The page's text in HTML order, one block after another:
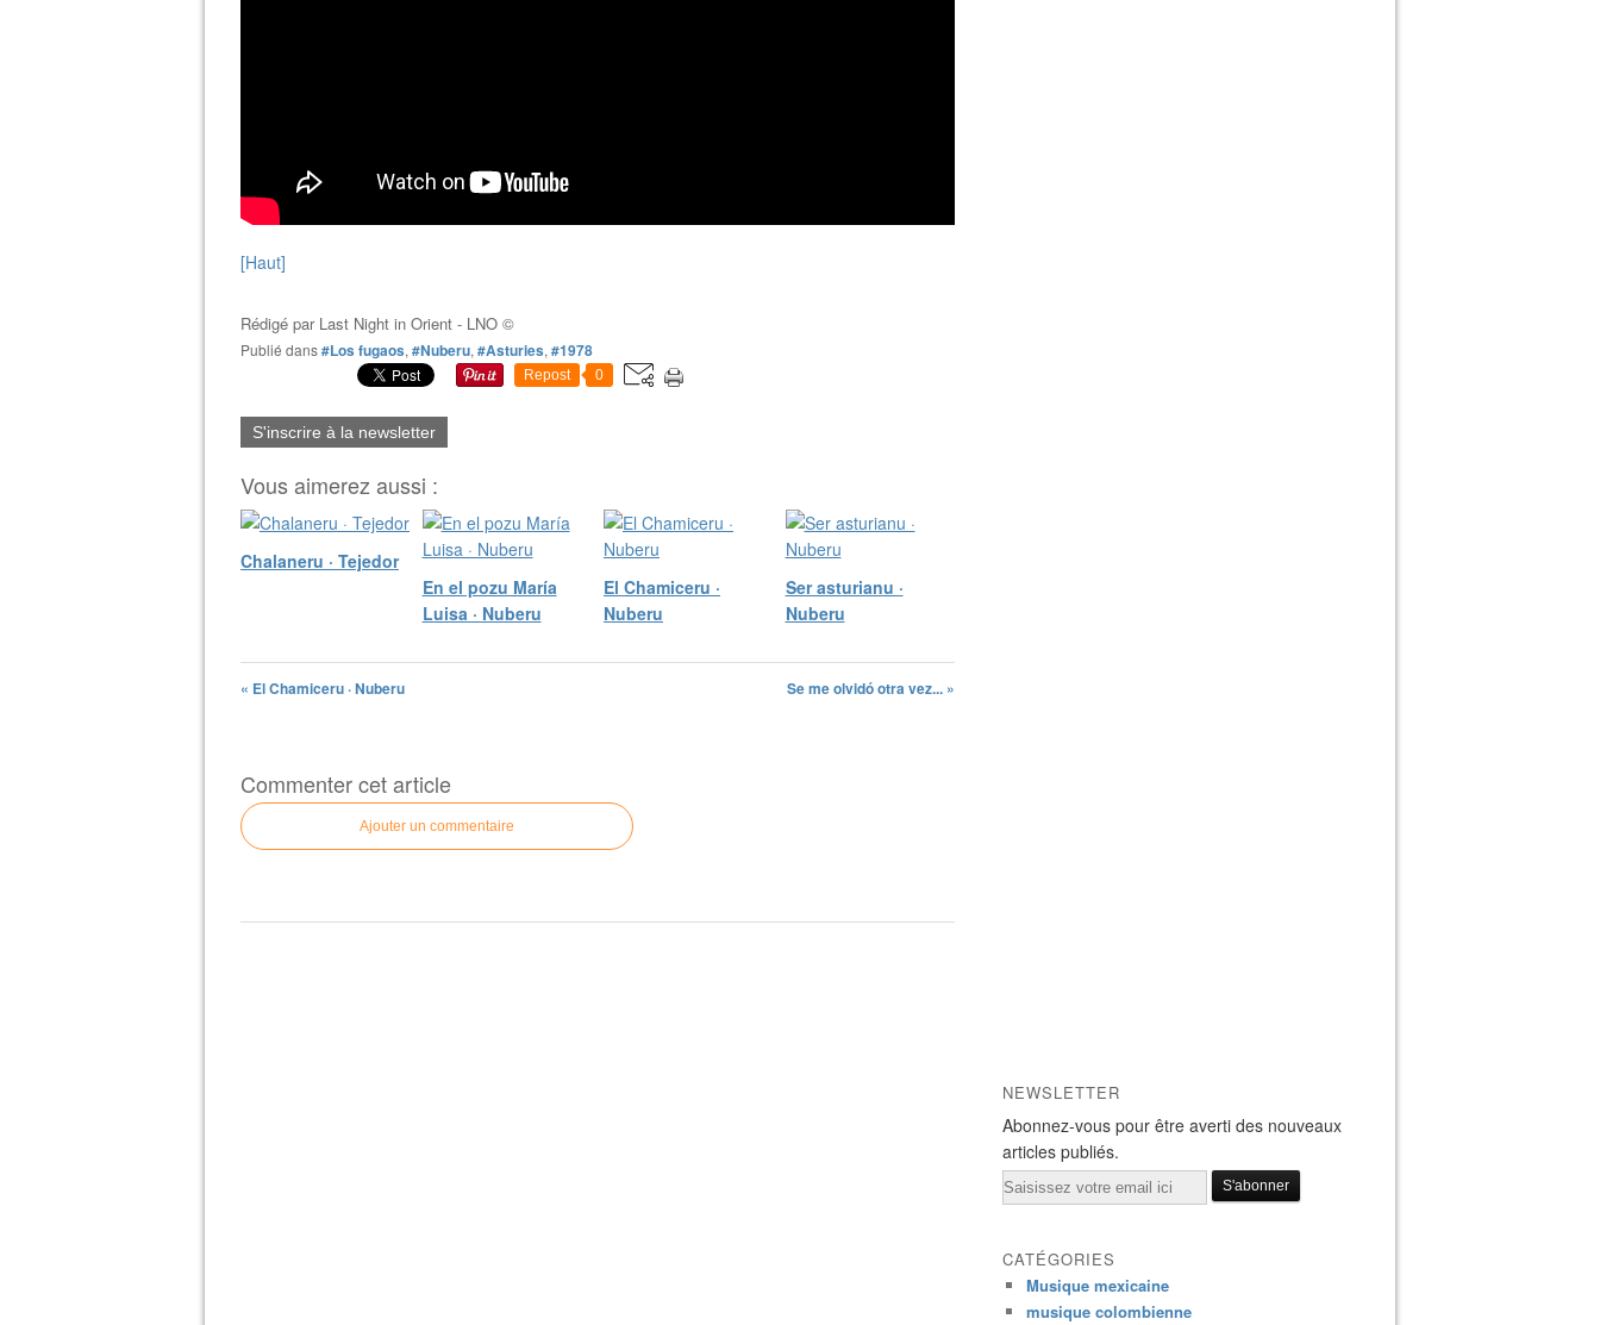
[Haut]
Rédigé par Last Night in Orient - LNO ©
Publié dans#Los fugaos, #Nuberu, #Asturies, #1978
Repost 0
S'inscrire à la newsletter
Vous aimerez aussi :
Chalaneru · Tejedor
En el pozu María
Luisa · Nuberu
El Chamiceru ·
Nuberu
Ser asturianu ·
Nuberu
« El Chamiceru · Nuberu Se me olvidó otra vez... »
Commenter cet article
Ajouter un commentaire
NEWSLETTER
Abonnez-vous pour être averti des nouveaux
articles publiés.
Email
CATÉGORIES
Musique mexicaine
musique colombienne